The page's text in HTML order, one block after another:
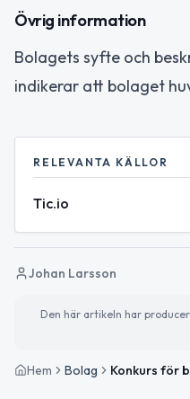
Övrig information
Bolagets syfte och
indikerar att bolaget
RELEVANTA KÄLLOR
Tic.io
Johan Larsson
Den här artikeln har
Hem Bolag